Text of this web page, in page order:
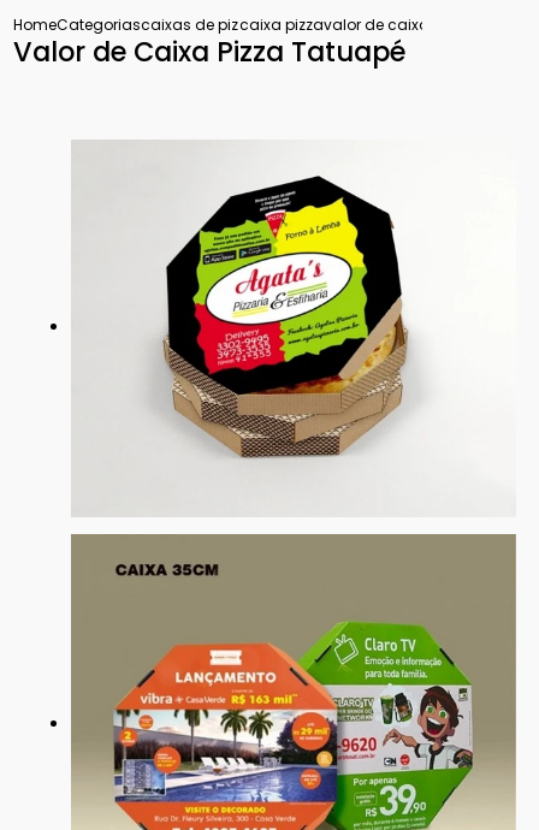
HomeCategoriascaixas de pizzacaixa pizzavalor de caixa pizza tatuape
Valor de Caixa Pizza Tatuapé